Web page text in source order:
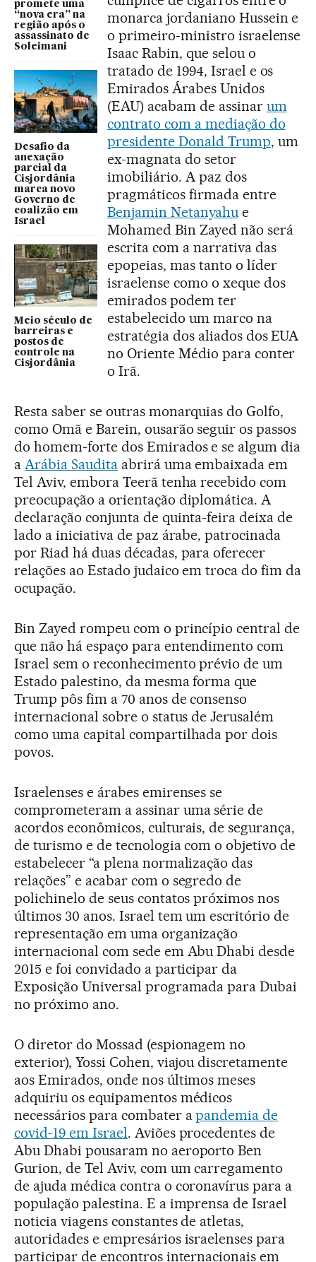
promete uma
“nova era” na
região após o
assassinato de
Soleimani
Desafio da
anexação
parcial da
Cisjordânia
marca novo
Governo de
coalizão em
Israel
Meio século de
barreiras e
postos de
controle na
Cisjordânia
monarca jordaniano Hussein e
o primeiro-ministro israelense
Isaac Rabin, que selou o
tratado de 1994, Israel e os
Emirados Árabes Unidos
(EAU) acabam de assinar um
contrato com a mediação do
presidente Donald Trump, um
ex-magnata do setor
imobiliário. A paz dos
pragmáticos firmada entre
Benjamin Netanyahue
Mohamed Bin Zayed não será
escrita com a narrativa das
epopeias, mas tanto o líder
israelense como o xeque dos
emirados podem ter
estabelecido um marco na
estratégia dos aliados dos EUA
no Oriente Médio para conter
o Irã.
Resta saber se outras monarquias do Golfo,
como Omã e Barein, ousarão seguir os passos
do homem-forte dos Emirados e se algum dia
a Arábia Sauditaabrirá uma embaixada em
Tel Aviv, embora Teerã tenha recebido com
preocupação a orientação diplomática. A
declaração conjunta de quinta-feira deixa de
lado a iniciativa de paz árabe, patrocinada
por Riad há duas décadas, para oferecer
relações ao Estado judaico em troca do fim da
ocupação.
Bin Zayed rompeu com o princípio central de
que não há espaço para entendimento com
Israel sem o reconhecimento prévio de um
Estado palestino, da mesma forma que
Trump pôs fim a 70 anos de consenso
internacional sobre o status de Jerusalém
como uma capital compartilhada por dois
povos.
Israelenses e árabes emirenses se
comprometeram a assinar uma série de
acordos econômicos, culturais, de segurança,
de turismo e de tecnologia com o objetivo de
estabelecer “a plena normalização das
relações” e acabar com o segredo de
polichinelo de seus contatos próximos nos
últimos 30 anos. Israel tem um escritório de
representação em uma organização
internacional com sede em Abu Dhabi desde
2015 e foi convidado a participar da
Exposição Universal programada para Dubai
no próximo ano.
O diretor do Mossad (espionagem no
exterior), Yossi Cohen, viajou discretamente
aos Emirados, onde nos últimos meses
adquiriu os equipamentos médicos
necessários para combater apandemia de
covid-19 em Israel. Aviões procedentes de
Abu Dhabi pousaram no aeroporto Ben
Gurion, de Tel Aviv, com um carregamento
de ajuda médica contra o coronavírus para a
população palestina. E a imprensa de Israel
noticia viagens constantes de atletas,
autoridades e empresários israelenses para
participar de encontros internacionais em